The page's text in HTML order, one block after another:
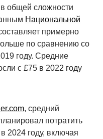
в общей сложности
Национальной
примерно
по сравнению со
году. Средние
с £75 в 2022 году
, средний
потратить
2024 году, включая